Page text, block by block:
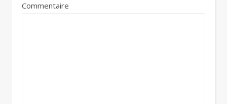
Commentaire